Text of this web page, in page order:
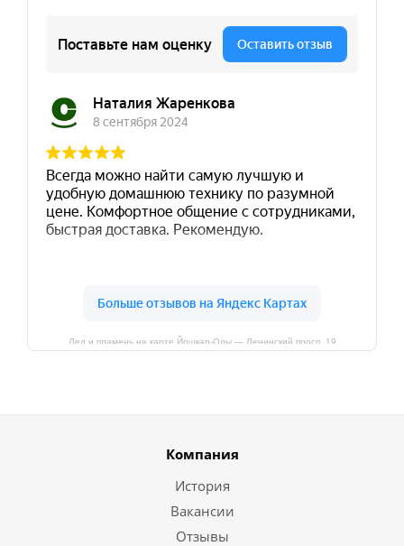
Лед и пламень на карте Йошкар‑Олы — Ленинский просп.,19
Компания
История
Вакансии
Отзывы